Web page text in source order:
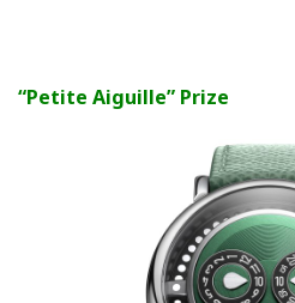
“Petite Aiguille” Prize